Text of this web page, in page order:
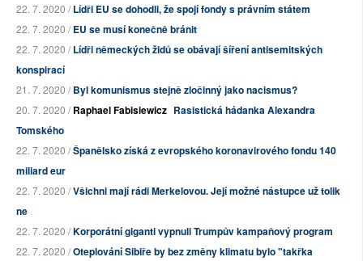
22. 7. 2020 /Lídři EU se dohodli, že spojí fondy s právním státem
22. 7. 2020 /EU se musí konečně bránit
22. 7. 2020 /Lídři německých židů se obávají šíření antisemitských
konspirací
21. 7. 2020 /Byl komunismus stejně zločinný jako nacismus?
20. 7. 2020 /Raphael Fabisiewicz Rasistická hádanka Alexandra
Tomského
22. 7. 2020 /Španělsko získá z evropského koronavirového fondu 140
miliard eur
22. 7. 2020 /Všichni mají rádi Merkelovou. Její možné nástupce už tolik
ne
22. 7. 2020 /Korporátní giganti vypnuli Trumpův kampaňový program
22. 7. 2020 /Oteplování Sibiře by bez změny klimatu bylo "takřka